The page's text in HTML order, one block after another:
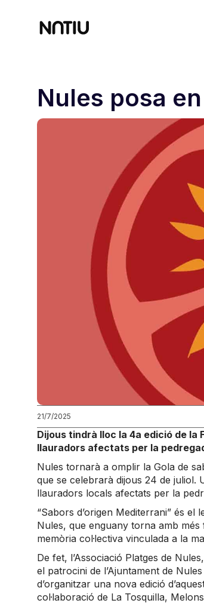
Nules posa
21/7/2025
Dijous tindrà lloc la 4a edició de la
llauradors afectats per la
Nules tornarà a omplir la Gola de
que se celebrarà dijous 24 de juliol.
llauradors locals afectats per la
“Sabors d’origen Mediterrani” és el
Nules, que enguany torna amb
memòria col·lectiva vinculada a la
De fet, l’Associació Platges de
el patrocini de l’Ajuntament de
d’organitzar una nova edició
col·laboració de La Tosquilla,